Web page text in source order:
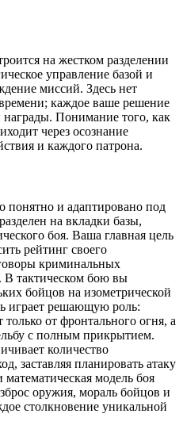
на жестком разделении
управление базой и
миссий. Здесь нет
каждое ваше решение
награды. Понимание того, как
через осознание
и каждого патрона.
понятно и адаптировано под
на вкладки базы,
боя. Ваша главная цель
рейтинг своего
криминальных
В тактическом бою вы
бойцов на изометрической
играет решающую роль:
от фронтального огня, а
с полным прикрытием.
количество
заставляя планировать атаку
модель боя
оружия, мораль бойцов и
столкновение уникальной